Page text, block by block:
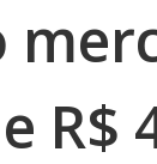
R$